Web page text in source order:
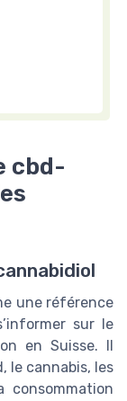
cbd-
une référence
sur le
en Suisse. Il
le cannabis, les
consommation